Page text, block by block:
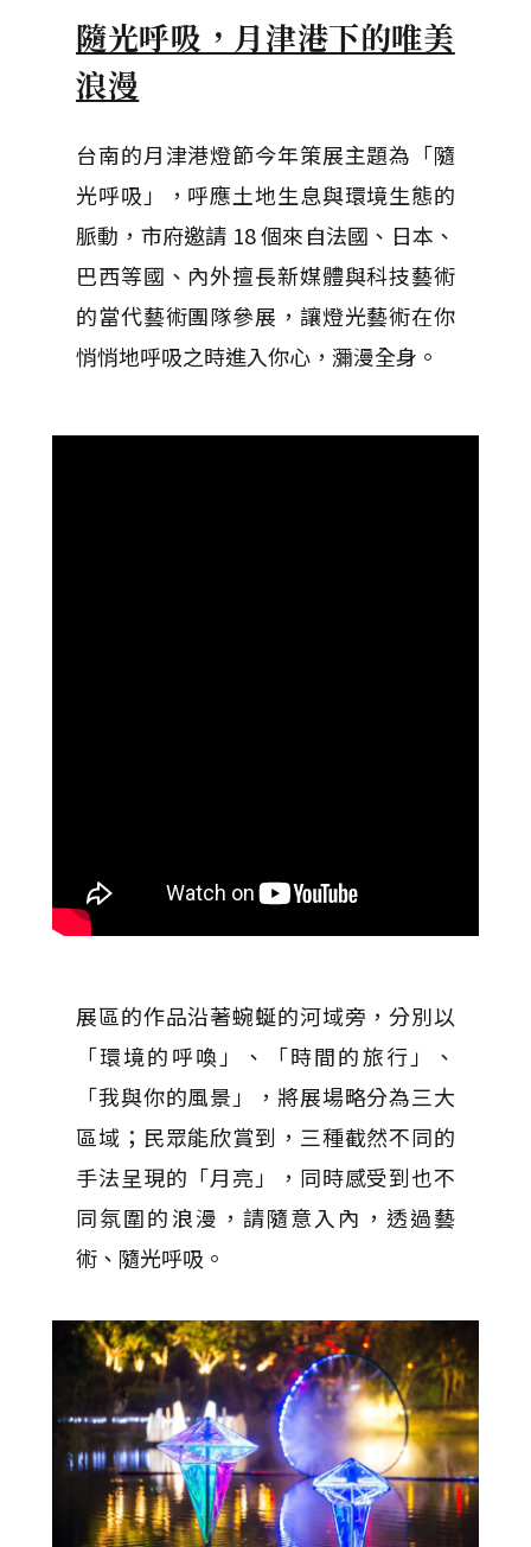
隨光呼吸，月津港下的唯美
浪漫
台南的月津港燈節今年策展主題為「隨
光呼吸」，呼應土地生息與環境生態的
脈動，市府邀請 18 個來自法國、日本、
巴西等國、內外擅長新媒體與科技藝術
的當代藝術團隊參展，讓燈光藝術在你
悄悄地呼吸之時進入你心，瀰漫全身。
展區的作品沿著蜿蜒的河域旁，分別以
「環境的呼喚」、「時間的旅行」、
「我與你的風景」，將展場略分為三大
區域；民眾能欣賞到，三種截然不同的
手法呈現的「月亮」，同時感受到也不
同氛圍的浪漫，請隨意入內，透過藝
術、隨光呼吸。